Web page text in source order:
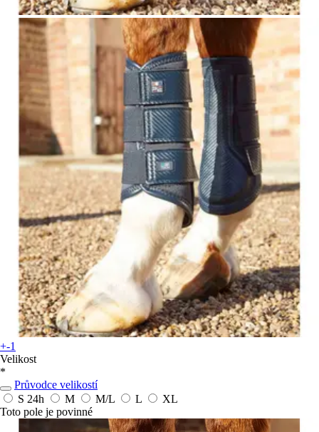
+-1
Velikost
*
Průvodce velikostí
S 24h M M/L L
XL
Toto pole je povinné